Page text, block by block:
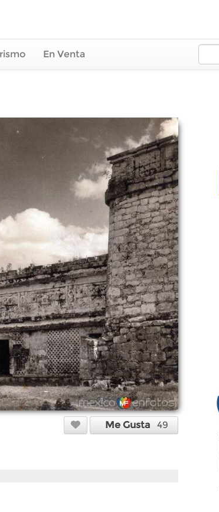
En Venta
Me Gusta 49